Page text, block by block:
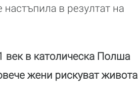
в резултат на
век в католическа Полша
жени рискуват живота